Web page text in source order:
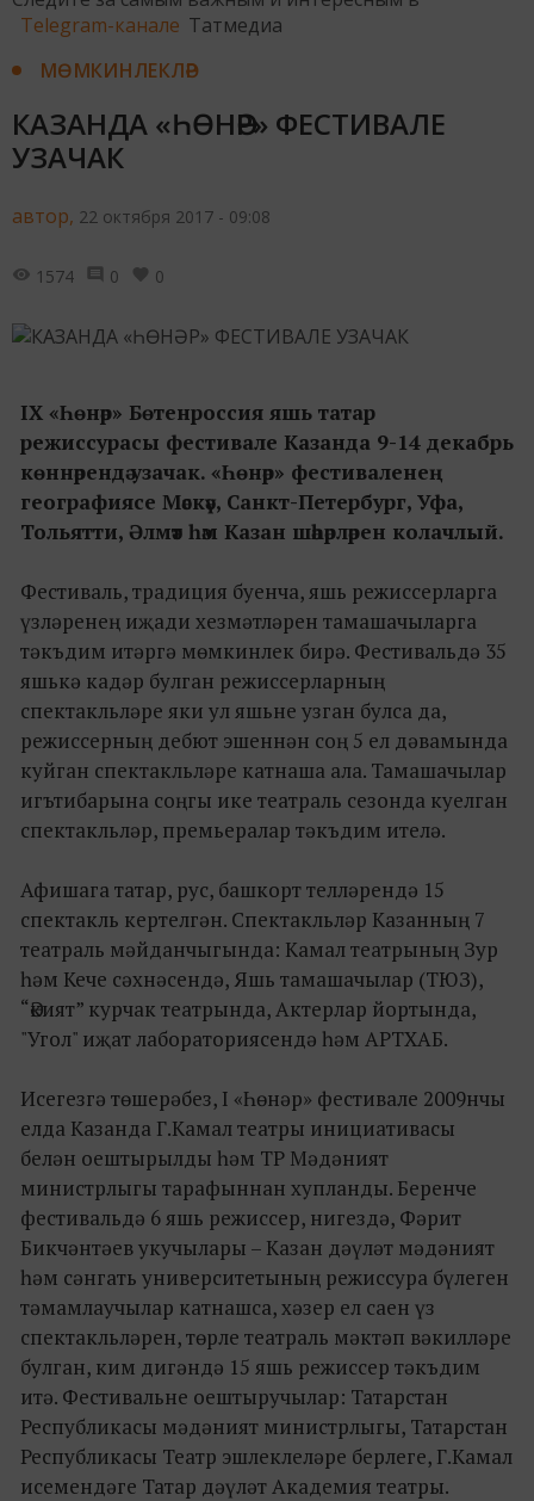
Telegram-канале Татмедиа
МӨМКИНЛЕКЛӘР
КАЗАНДА «ҺӨНӘР» ФЕСТИВАЛЕ
УЗАЧАК
автор, 22 октября 2017 - 09:08
1574 0 0
IX «Һөнәр» Бөтенроссия яшь татар
режиссурасы фестивале Казанда 9-14 декабрь
көннәрендә узачак. «Һөнәр» фестиваленең
географиясе Мәскәү, Санкт-Петербург, Уфа,
Тольятти, Әлмәт һәм Казан шәһәрләрен колачлый.
Фестиваль, традиция буенча, яшь режиссерларга
үзләренең иҗади хезмәтләрен тамашачыларга
тәкъдим итәргә мөмкинлек бирә. Фестивальдә 35
яшькә кадәр булган режиссерларның
спектакльләре яки ул яшьне узган булса да,
режиссерның дебют эшеннән соң 5 ел дәвамында
куйган спектакльләре катнаша ала. Тамашачылар
игътибарына соңгы ике театраль сезонда куелган
спектакльләр, премьералар тәкъдим ителә.
Афишага татар, рус, башкорт телләрендә 15
спектакль кертелгән. Спектакльләр Казанның 7
театраль мәйданчыгында: Камал театрының Зур
һәм Кече сәхнәсендә, Яшь тамашачылар (ТЮЗ),
“Әкият” курчак театрында, Актерлар йортында,
"Угол" иҗат лабораториясендә һәм АРТХАБ.
Исегезгә төшерәбез, I «Һөнәр» фестивале 2009нчы
елда Казанда Г.Камал театры инициативасы
белән оештырылды һәм ТР Мәдәният
министрлыгы тарафыннан хупланды. Беренче
фестивальдә 6 яшь режиссер, нигездә, Фәрит
Бикчәнтәев укучылары – Казан дәүләт мәдәният
һәм сәнгать университетының режиссура бүлеген
тәмамлаучылар катнашса, хәзер ел саен үз
спектакльләрен, төрле театраль мәктәп вәкилләре
булган, ким дигәндә 15 яшь режиссер тәкъдим
итә. Фестивальне оештыручылар: Татарстан
Республикасы мәдәният министрлыгы, Татарстан
Республикасы Театр эшлеклеләре берлеге, Г.Камал
исемендәге Татар дәүләт Академия театры.